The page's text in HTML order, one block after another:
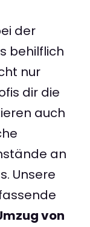
der
behilflich
nur
dir die
auch
an
Unsere
von